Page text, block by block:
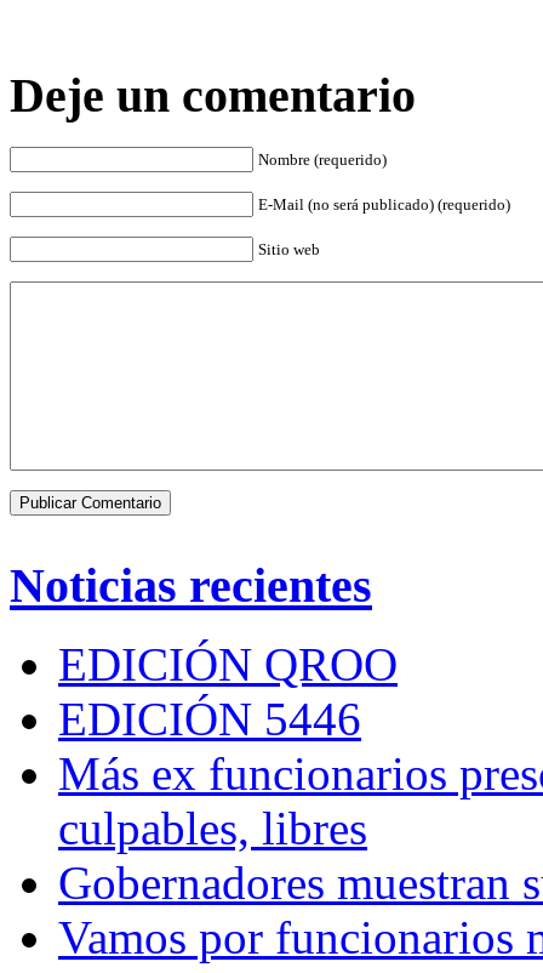
Deje un comentario
Nombre (requerido)
E-Mail (no será publicado) (requerido)
Sitio web
Noticias recientes
EDICIÓN QROO
EDICIÓN 5446
Más ex funcionarios
culpables, libres
Gobernadores muestran
Vamos por funcionarios